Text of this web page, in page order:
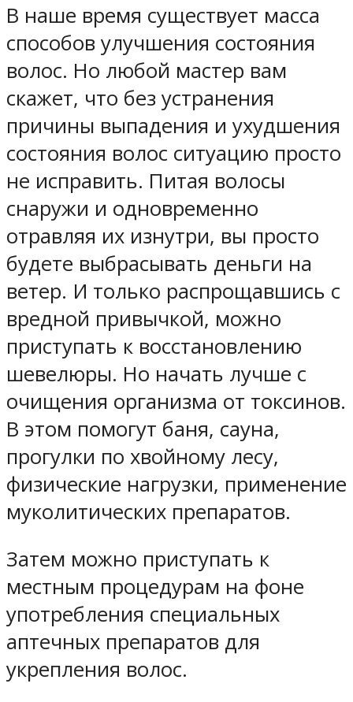
В наше время существует масса
способов улучшения состояния
волос. Но любой мастер вам
скажет, что без устранения
причины выпадения и ухудшения
состояния волос ситуацию просто
не исправить. Питая волосы
снаружи и одновременно
отравляя их изнутри, вы просто
будете выбрасывать деньги на
ветер. И только распрощавшись с
вредной привычкой, можно
приступать к восстановлению
шевелюры. Но начать лучше с
очищения организма от токсинов.
В этом помогут баня, сауна,
прогулки по хвойному лесу,
физические нагрузки, применение
муколитических препаратов.
Затем можно приступать к
местным процедурам на фоне
употребления специальных
аптечных препаратов для
укрепления волос.